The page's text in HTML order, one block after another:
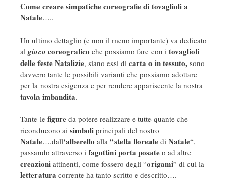
Come creare simpatiche coreografie di tovaglioli a
Natale…..
Un ultimo dettaglio (e non il meno importante) va dedicato
al gioco coreografico che possiamo fare con i tovaglioli
delle feste Natalizie, siano essi di carta o in tessuto, sono
davvero tante le possibili varianti che possiamo adottare
per la nostra esigenza e per rendere appariscente la nostra
tavola imbandita.
Tante le figure da potere realizzare e tutte quante che
riconducono ai simboli principali del nostro
Natale….dall‘alberello alla “stella floreale di Natale“,
passando attraverso i fagottini porta posate o ad altre
creazioni attinenti, come fossero degli “origami” di cui la
letteratura corrente ha tanto scritto e descritto….